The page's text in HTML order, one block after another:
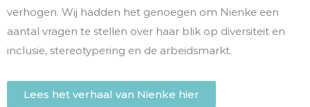
verhogen. Wij hadden het genoegen om Nienke een
aantal vragen te stellen over haar blik op diversiteit en
inclusie, stereotypering en de arbeidsmarkt.
Lees het verhaal van Nienke hier